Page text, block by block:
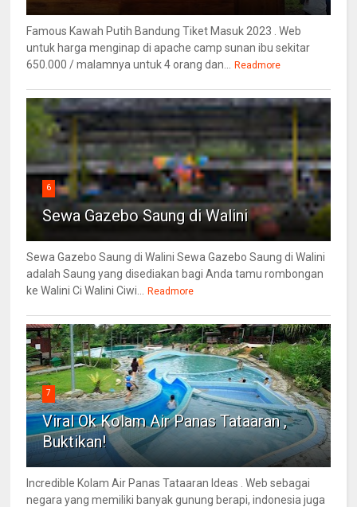
Famous Kawah Putih Bandung Tiket Masuk 2023 . Web
untuk harga menginap di apache camp sunan ibu sekitar
650.000 / malamnya untuk 4 orang dan...
Readmore
6
Sewa Gazebo Saung di Walini
Sewa Gazebo Saung di Walini Sewa Gazebo Saung di Walini
adalah Saung yang disediakan bagi Anda tamu rombongan
ke Walini Ci Walini Ciwi...
Readmore
7
Viral Ok Kolam Air Panas Tataaran ,
Buktikan!
Incredible Kolam Air Panas Tataaran Ideas . Web sebagai
negara yang memiliki banyak gunung berapi, indonesia juga